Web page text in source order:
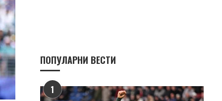
ПОПУЛАРНИ ВЕСТИ
1